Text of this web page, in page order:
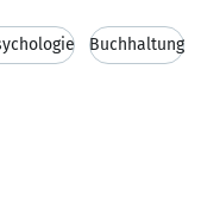
Buchhaltung